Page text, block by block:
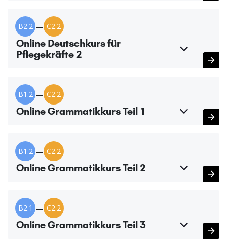
B2.2 — C2.2
Online Deutschkurs für
Pflegekräfte 2
B1.2 — C2.2
Online Grammatikkurs Teil 1
B1.2 — C2.2
Online Grammatikkurs Teil 2
B2.1 — C2.2
Online Grammatikkurs Teil 3